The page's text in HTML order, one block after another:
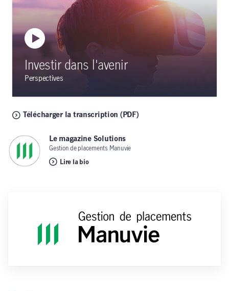
Investir dans l'avenir
Perspectives
Télécharger la transcription (PDF)
Le magazine Solutions
Gestion de placements Manuvie
Lire la bio